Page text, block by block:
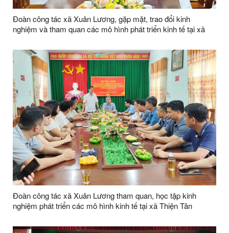
Đoàn công tác xã Xuân Lương, gặp mặt, trao đổi kinh
nghiệm và tham quan các mô hình phát triển kinh tế tại xã
Đoàn công tác xã Xuân Lương tham quan, học tập kinh
nghiệm phát triển các mô hình kinh tế tại xã Thiện Tân